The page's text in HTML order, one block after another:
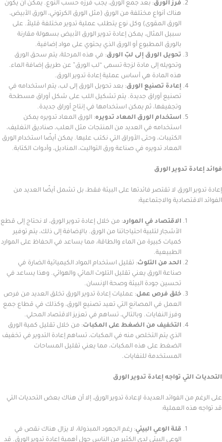
فرز الورق : بعد جمع الورق، يجب فرزه حسب النوع. يمكن أن يكون
هناك أنواع مختلفة من الورق (مثل الورق الكرتوني، الورق الأبيض،
الورق المقوى) وكل نوع يتطلب عملية تدوير مختلفة قليلاً. على
سبيل المثال، يمكن إعادة تدوير الورق الأبيض بسهولة مقارنة
بالورق المطبوع أو الورق الذي يحتوي على مواد إضافية.
تحويل الورق إلى لبّ الورق : في هذه المرحلة، يتم سحق الورق
وتحويله إلى مادة لزجة تسمى “لب الورق” عن طريق إضافة الماء.
هذه المادة هي أساس عملية إعادة تدوير الورق.
إعادة تصنيع الورق: بعد تحويل الورق إلى لب، يتم استخدامه في
تصنيع أوراق جديدة. يتم تشكيل اللب على شكل أوراق مسطحة
وتجفيفها، ثم يمكن استخدامها في إنتاج أوراق جديدة.
استخدام الورق المعاد تدويره: الورق المعاد تدويره يمكن
استخدامه في العديد من المنتجات مثل العلب، صناديق التغليف،
الكتيبات، وحتى الأوراق التي نكتب عليها. يمكن أيضًا استخدام الورق
المعاد تدويره في صناعة ورق التواليت، المناديل، وأدوات الكتابة.
تدوير الورق
الورق لا تقتصر فائدتها على البيئة فقط، بل تشمل أيضًا العديد من
والاجتماعية:
الاقتصاد في الموارد: من خلال إعادة تدوير الورق، لا نحتاج إلى قطع
الأشجار لتلبية احتياجاتنا من الورق. بالإضافة إلى ذلك، يتم توفير
كميات كبيرة من الماء والطاقة، مما يساعد في الحفاظ على الموارد
الطبيعية.
الحد من التلوث: تقليل استخدام المواد الكيميائية الضارة في
صناعة الورق يعني تقليل التلوث المائي والهوائي. وهذا يساعد في
تحسين جودة البيئة وصحة الإنسان.
خلق فرص عمل: عمليات إعادة تدوير الورق تخلق العديد من فرص
العمل في المصانع التي تعيد تصنيع الورق، وكذلك في قطاع جمع
وفرز النفايات. وبالتالي، تساهم في تعزيز الاقتصاد المحلي.
التخفيف من الضغط على المكبات: من خلال تقليل كمية الورق
الذي يتم التخلص منه في المكبات، تساهم إعادة التدوير في تخفيف
الضغط على هذه المكبات، مما يعني تقليل المساحات
المستخدمة للنفايات.
تواجه إعادة تدوير الورق
الفوائد العديدة لإعادة تدوير الورق، إلا أن هناك بعض التحديات التي
العملية:
قلة الوعي البيئي: رغم الجهود المبذولة، لا يزال هناك نقص في
الوعي البيئي لدى الكثير من الناس حول أهمية إعادة تدوير الورق. قد